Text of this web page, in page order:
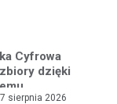
Cyfrowa
dzięki
7 sierpnia 2026